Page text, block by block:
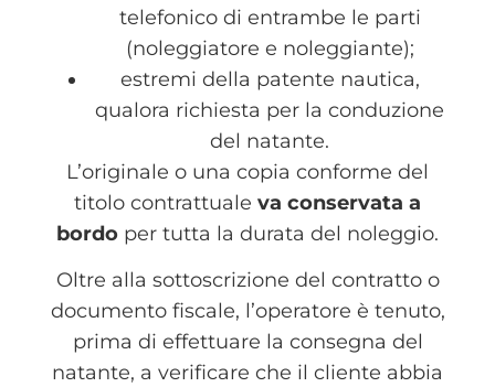
telefonico di entrambe le parti
(noleggiatore e noleggiante);
estremi della patente nautica,
qualora richiesta per la conduzione
del natante.
L’originale o una copia conforme del
titolo contrattuale va conservata a
bordo per tutta la durata del noleggio.
Oltre alla sottoscrizione del contratto o
documento fiscale, l’operatore è tenuto,
prima di effettuare la consegna del
natante, a verificare che il cliente abbia